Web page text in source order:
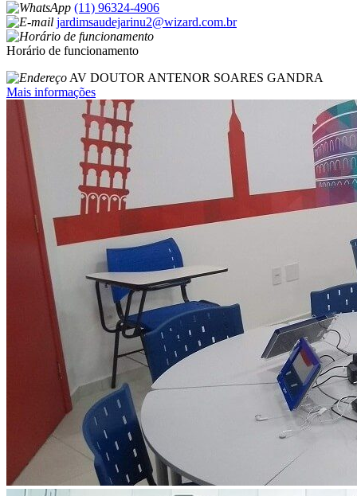
(11) 96324-4906
jardimsaudejarinu2@wizard.com.br
Horário de funcionamento
AV DOUTOR ANTENOR SOARES GANDRA
Mais informações